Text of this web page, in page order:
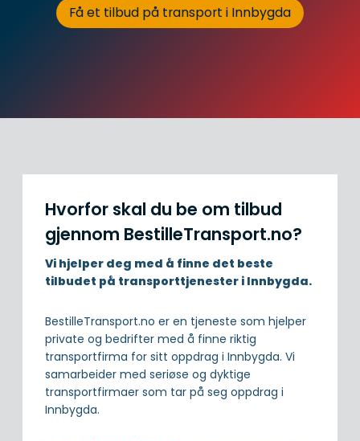
Få et tilbud på transport i Innbygda
Hvorfor skal du be om tilbud
gjennom BestilleTransport.no?
Vi hjelper deg med å finne det beste
tilbudet på transporttjenester i Innbygda.
BestilleTransport.no er en tjeneste som hjelper
private og bedrifter med å finne riktig
transportfirma for sitt oppdrag i Innbygda. Vi
samarbeider med seriøse og dyktige
transportfirmaer som tar på seg oppdrag i
Innbygda.